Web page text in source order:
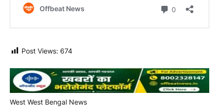
Post Views: 674
West West Bengal News